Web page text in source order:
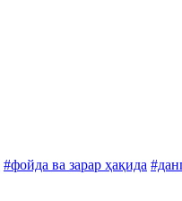
#фойда ва зарар ҳақида